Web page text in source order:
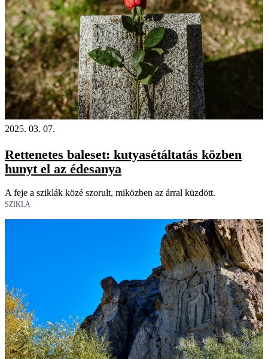
2025. 03. 07.
Rettenetes baleset: kutyasétáltatás közben
hunyt el az édesanya
A feje a sziklák közé szorult, miközben az árral küzdött.
SZIKLA
18+